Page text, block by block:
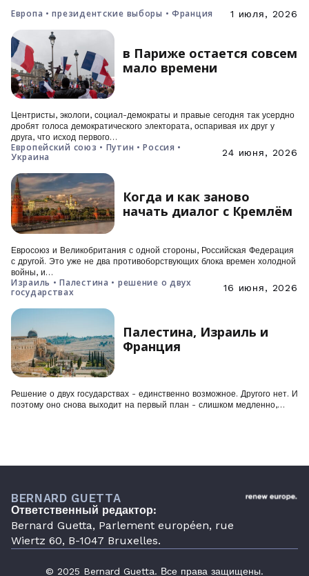
Европа • президентские выборы • Франция 1 июля, 2026
в Париже остается совсем
мало времени
Центристы, экологи, социал-демократы и правые сегодня так усердно
дробят голоса демократического электората, оспаривая их друг у
друга, что исход первого…
Европейский союз • Путин • Россия •
Украина
24 июня, 2026
Когда и как заново
начать диалог с Кремлём
Евросоюз и Великобритания с одной стороны, Российская Федерация
с другой. Это уже не два противоборствующих блока времен холодной
войны, и…
Израиль • Палестина • решение о двух
государствах
16 июня, 2026
Палестина, Израиль и
Франция
Решение о двух государствах - единственно возможное. Другого нет. И
поэтому оно снова выходит на первый план - слишком медленно,…
BERNARD GUETTA
Ответственный редактор:
Bernard Guetta, Parlement européen, rue
Wiertz 60, B-1047 Bruxelles.
© 2025 Bernard Guetta. Все права защищены.